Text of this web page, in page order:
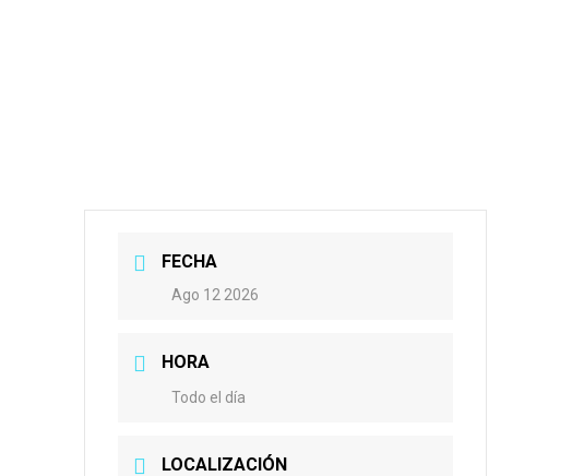
FECHA
Ago 12 2026
HORA
Todo el día
LOCALIZACIÓN